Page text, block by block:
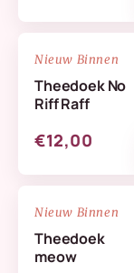
NIEUW
Nieuw Binnen
Theedoek No
Riff Raff
€12,00
NIEUW
Nieuw Binnen
Theedoek
meow